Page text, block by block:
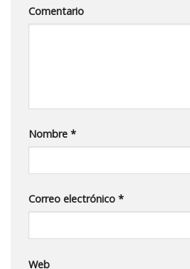
Comentario
Nombre *
Correo electrónico *
Web